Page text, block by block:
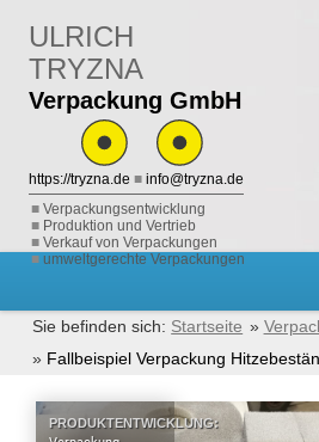
ULRICH
TRYZNA
Verpackung GmbH
https://tryzna.de ■ info@tryzna.de
Verpackungsentwicklung
Produktion und Vertrieb
Verkauf von Verpackungen
umweltgerechte Verpackungen
Startseite
Fallbeispiel Verpackung
PRODUKTENTWICKLUNG: